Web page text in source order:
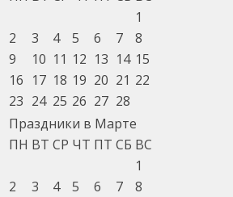
1
2
3 4 5 6 7
8
9
10 11 12 13 14 15
16 17 18 19 20 21 22
23 24 25 26 27 28
Праздники в Марте
ПН ВТ СР ЧТ ПТ СБ ВС
1
2
3 4 5 6 7
8